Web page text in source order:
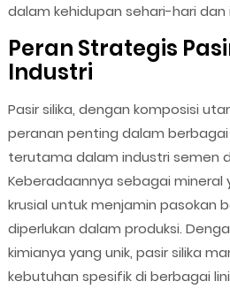
dalam kehidupan sehari-hari dan
Peran Strategis
Industri
Pasir silika, dengan komposisi
peranan penting dalam berbagai
terutama dalam industri semen
Keberadaannya sebagai
krusial untuk menjamin pasokan
diperlukan dalam produksi.
kimianya yang unik, pasir silika
kebutuhan spesifik di berbagai